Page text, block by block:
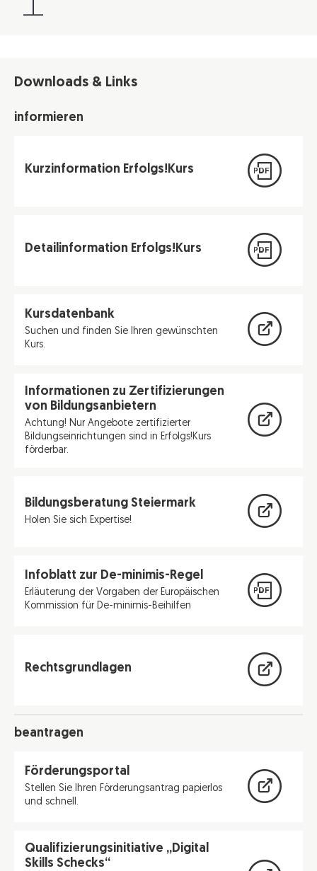
Downloads & Links
informieren
Kurzinformation Erfolgs!Kurs
Detailinformation Erfolgs!Kurs
Kursdatenbank
Suchen und finden Sie Ihren gewünschten
Kurs.
Informationen zu Zertifizierungen
von Bildungsanbietern
Achtung! Nur Angebote zertifizierter
Bildungseinrichtungen sind in Erfolgs!Kurs
förderbar.
Bildungsberatung Steiermark
Holen Sie sich Expertise!
Infoblatt zur De-minimis-Regel
Erläuterung der Vorgaben der Europäischen
Kommission für De-minimis-Beihilfen
Rechtsgrundlagen
beantragen
Förderungsportal
Stellen Sie Ihren Förderungsantrag papierlos
und schnell.
Qualifizierungsinitiative „Digital
Skills Schecks“